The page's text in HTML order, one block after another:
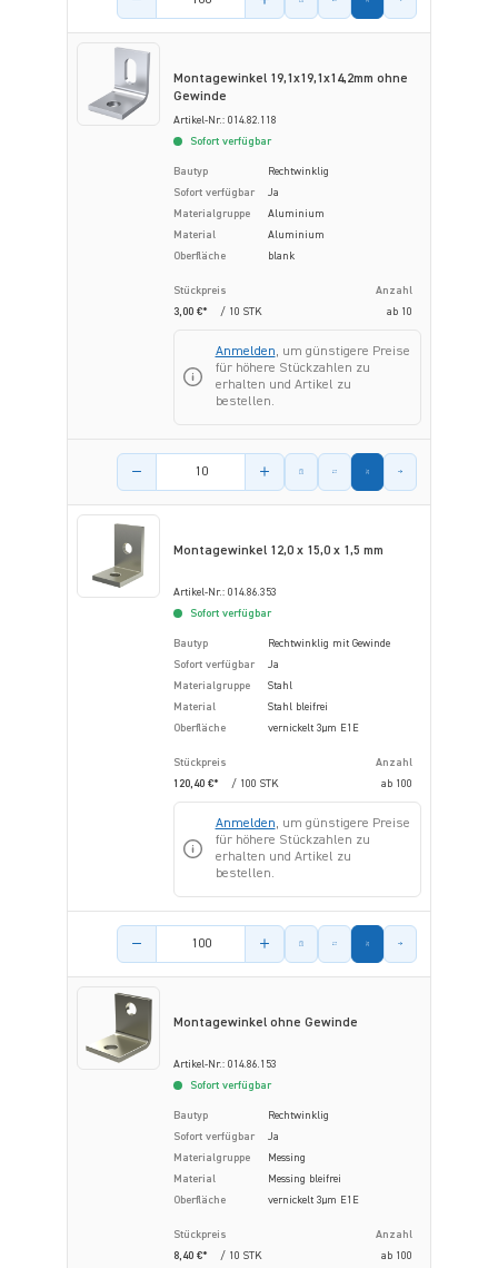
Montagewinkel 19,1x19,1x14,2mm ohne
Gewinde
Artikel-Nr.: 014.82.118
Sofort verfügbar
Bautyp
Rechtwinklig
Sofort verfügbar
Ja
Materialgruppe
Aluminium
Material
Aluminium
Oberfläche
blank
Stückpreis
Anzahl
3,00 €*
/ 10 STK ab 10
Anmelden, um günstigere Preise
für höhere Stückzahlen zu
erhalten und Artikel zu
bestellen.
Menge des Artikels
Montagewinkel 12,0 x 15,0 x 1,5 mm
Artikel-Nr.: 014.86.353
Sofort verfügbar
Bautyp
Rechtwinklig mit Gewinde
Sofort verfügbar
Ja
Materialgruppe
Stahl
Material
Stahl bleifrei
Oberfläche
vernickelt 3µm E1E
Stückpreis
Anzahl
120,40 €*
/ 100 STK ab 100
Anmelden, um günstigere Preise
für höhere Stückzahlen zu
erhalten und Artikel zu
bestellen.
Menge des Artikels
Montagewinkel ohne Gewinde
Artikel-Nr.: 014.86.153
Sofort verfügbar
Bautyp
Rechtwinklig
Sofort verfügbar
Ja
Materialgruppe
Messing
Material
Messing bleifrei
Oberfläche
vernickelt 3µm E1E
Stückpreis
Anzahl
8,40 €*
/ 10 STK ab 100